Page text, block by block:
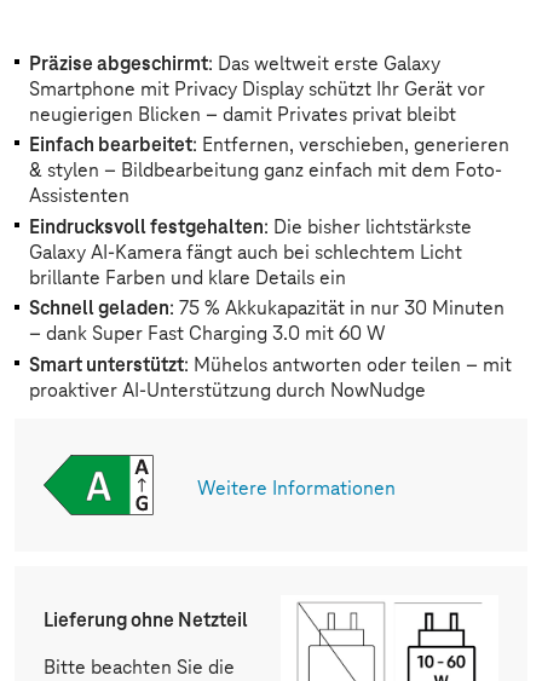
Präzise abgeschirmt: Das weltweit erste Galaxy
Smartphone mit Privacy Display schützt Ihr Gerät vor
neugierigen Blicken – damit Privates privat bleibt
Einfach bearbeitet: Entfernen, verschieben, generieren
& stylen – Bildbearbeitung ganz einfach mit dem Foto-
Assistenten
Eindrucksvoll festgehalten: Die bisher lichtstärkste
Galaxy AI-Kamera fängt auch bei schlechtem Licht
brillante Farben und klare Details ein
Schnell geladen: 75 % Akkukapazität in nur 30 Minuten
– dank Super Fast Charging 3.0 mit 60 W
Smart unterstützt: Mühelos antworten oder teilen – mit
proaktiver AI-Unterstützung durch NowNudge
Weitere Informationen
Lieferung ohne Netzteil
Bitte beachten Sie die